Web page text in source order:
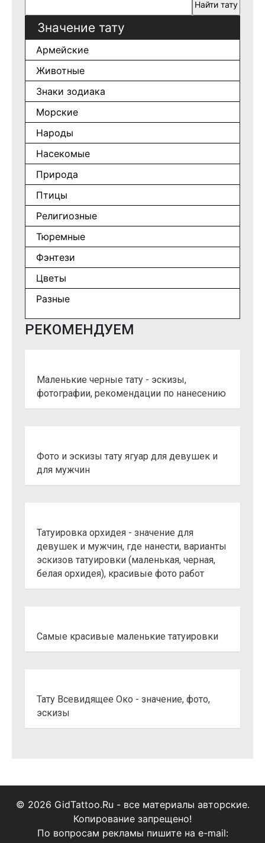
Значение тату
Армейские
Животные
Знаки зодиака
Морские
Народы
Насекомые
Природа
Птицы
Религиозные
Тюремные
Фэнтези
Цветы
Разные
РЕКОМЕНДУЕМ
Маленькие черные тату - эскизы,
фотографии, рекомендации по нанесению
Фото и эскизы тату ягуар для девушек и
для мужчин
Татуировка орхидея - значение для
девушек и мужчин, где нанести, варианты
эскизов татуировки (маленькая, черная,
белая орхидея), красивые фото работ
Самые красивые маленькие татуировки
Тату Всевидящее Око - значение, фото,
эскизы
© 2026 GidTattoo.Ru - все материалы авторские.
Копирование запрещено!
По вопросам рекламы пишите на e-mail: